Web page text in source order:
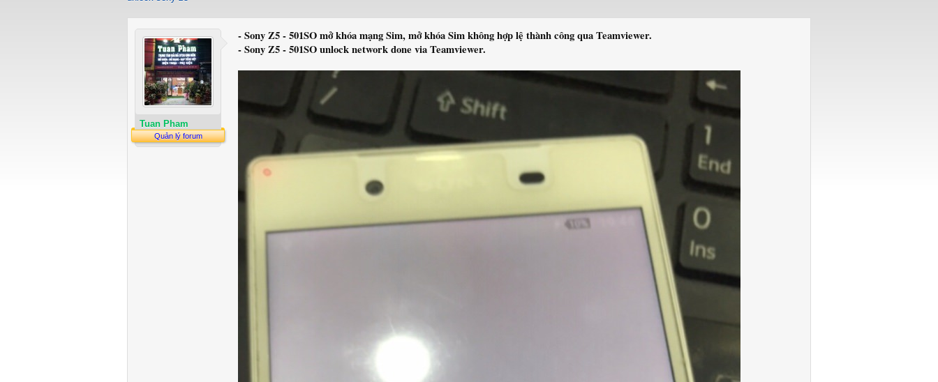
Tuan Pham
Quản lý forum
- Sony Z5 - 501SO mở khóa mạng Sim, mở khóa Sim không hợp lệ thành công qua Teamviewer.
- Sony Z5 - 501SO unlock network done via Teamviewer.